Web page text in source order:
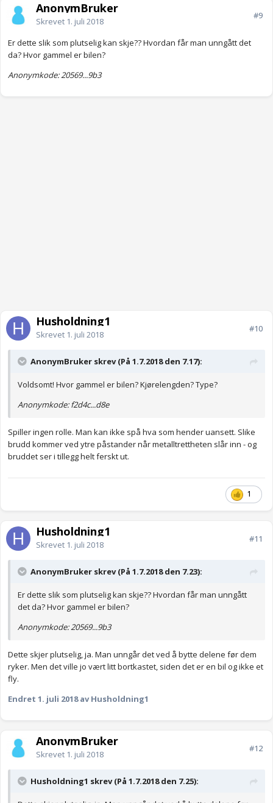
AnonymBruker
Skrevet 1. juli 2018
#9
Er dette slik som plutselig kan skje?? Hvordan får man unngått det
da? Hvor gammel er bilen?
Anonymkode: 20569...9b3
Husholdning1
Skrevet 1. juli 2018
#10
AnonymBruker skrev (På 1.7.2018 den 7.17):
Voldsomt! Hvor gammel er bilen? Kjørelengden? Type?
Anonymkode: f2d4c...d8e
Spiller ingen rolle. Man kan ikke spå hva som hender uansett. Slike
brudd kommer ved ytre påstander når metalltrettheten slår inn - og
bruddet ser i tillegg helt ferskt ut.
1
Husholdning1
Skrevet 1. juli 2018
#11
AnonymBruker skrev (På 1.7.2018 den 7.23):
Er dette slik som plutselig kan skje?? Hvordan får man unngått
det da? Hvor gammel er bilen?
Anonymkode: 20569...9b3
Dette skjer plutselig, ja. Man unngår det ved å bytte delene før dem
ryker. Men det ville jo vært litt bortkastet, siden det er en bil og ikke et
fly.
Endret 1. juli 2018av Husholdning1
AnonymBruker
Skrevet 1. juli 2018
#12
Husholdning1 skrev (På 1.7.2018 den 7.25):